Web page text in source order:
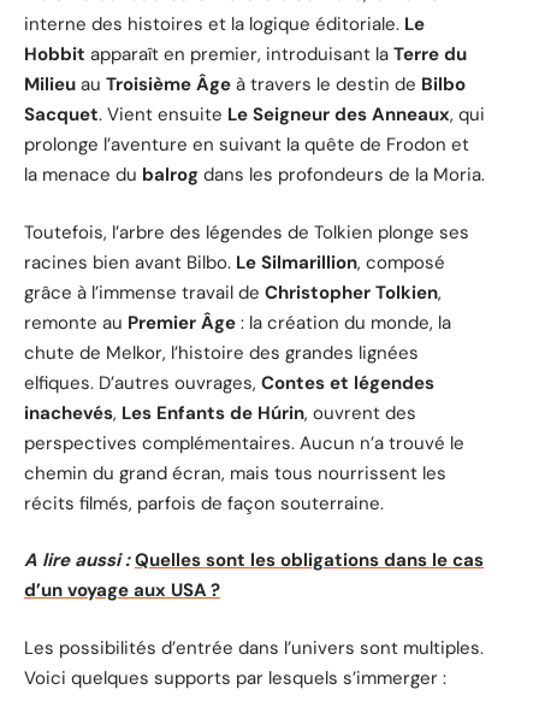
interne des histoires et la logique éditoriale. Le
Hobbit apparaît en premier, introduisant la Terre du
Milieu au Troisième Âge à travers le destin de Bilbo
Sacquet. Vient ensuite Le Seigneur des Anneaux, qui
prolonge l’aventure en suivant la quête de Frodon et
la menace du balrog dans les profondeurs de la Moria.
Toutefois, l’arbre des légendes de Tolkien plonge ses
racines bien avant Bilbo. Le Silmarillion, composé
grâce à l’immense travail de Christopher Tolkien,
remonte au Premier Âge : la création du monde, la
chute de Melkor, l’histoire des grandes lignées
elfiques. D’autres ouvrages, Contes et légendes
inachevés, Les Enfants de Húrin, ouvrent des
perspectives complémentaires. Aucun n’a trouvé le
chemin du grand écran, mais tous nourrissent les
récits filmés, parfois de façon souterraine.
A lire aussi : Quelles sont les obligations dans le cas
d’un voyage aux USA ?
Les possibilités d’entrée dans l’univers sont multiples.
Voici quelques supports par lesquels s’immerger :